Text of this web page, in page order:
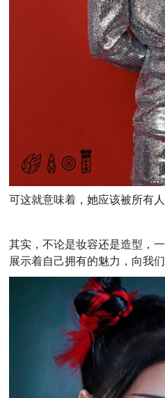
可这就意味着，她应该被所有
其实，不论是妆容还是造型，
展示着自己拥有的魅力， 向我